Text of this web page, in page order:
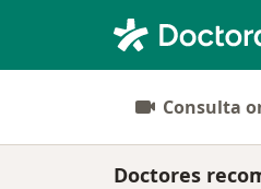
Consulta
Doctores